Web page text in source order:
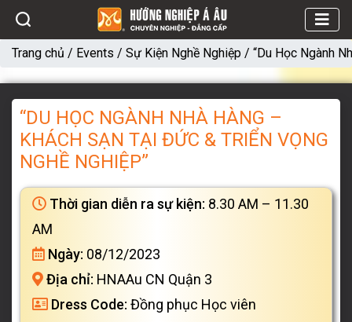
Trang chủ / Events / Sự Kiện Nghề Nghiệp / “Du Học Ngành
“DU HỌC NGÀNH NHÀ HÀNG –
KHÁCH SẠN TẠI ĐỨC & TRIỂN VỌNG
NGHỀ NGHIỆP”
Thời gian diễn ra sự kiện: 8.30 AM – 11.30
AM
Ngày: 08/12/2023
Địa chỉ: HNAAu CN Quận 3
Dress Code: Đồng phục Học viên